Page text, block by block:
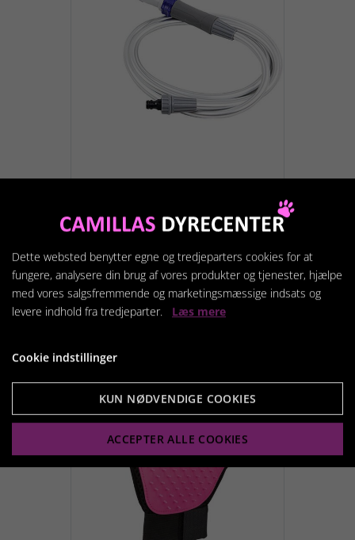
269,95 kr.
Vis produkt
Dette websted benytter egne og tredjeparters cookies for at
fungere, analysere din brug af vores produkter og tjenester, hjælpe
med vores salgsfremmende og marketingsmæssige indsats og
levere indhold fra tredjeparter. Læs mere
Cookie indstillinger
KUN NØDVENDIGE COOKIES
ACCEPTER ALLE COOKIES